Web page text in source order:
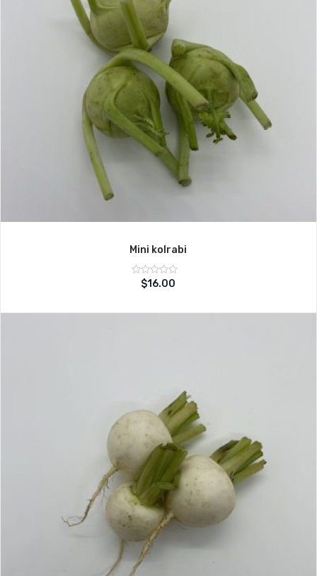
Mini kolrabi
Note
sur
$16.00